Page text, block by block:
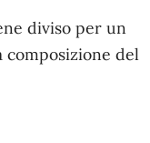
diviso per un
composizione del